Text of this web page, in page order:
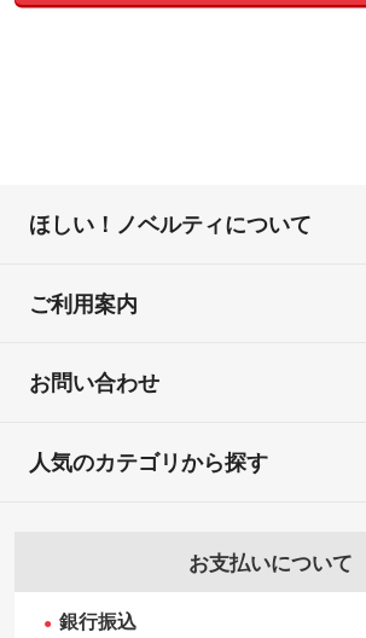
ほしい！ノベルティについて
ご利用案内
お問い合わせ
お支払いについて
銀行振込
人気のカテゴリから探す